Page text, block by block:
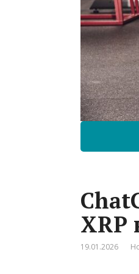
XRP
19.01.2026